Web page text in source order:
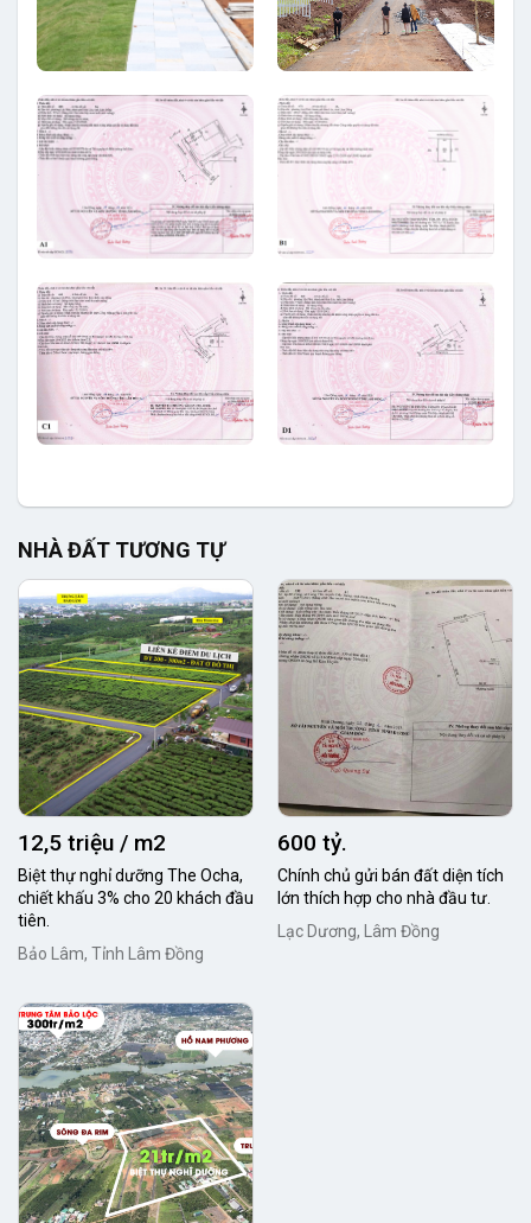
NHÀ ĐẤT TƯƠNG TỰ
12,5 triệu / m2
Biệt thự nghỉ dưỡng The Ocha,
chiết khấu 3% cho 20 khách đầu
tiên.
Bảo Lâm, Tỉnh Lâm Đồng
600 tỷ.
Chính chủ gửi bán đất diện tích
lớn thích hợp cho nhà đầu tư.
Lạc Dương, Lâm Đồng